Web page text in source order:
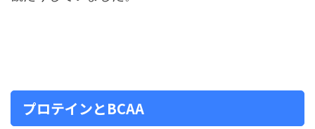
プロテインとBCAA